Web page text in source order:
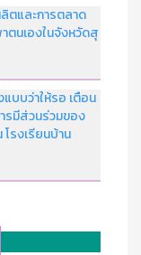
ตและการตลาด
ตนเองในจังหวัดสุ
บบว่าให้รอ เตือน
รมีส่วนร่วมของ
รงเรียนบ้าน